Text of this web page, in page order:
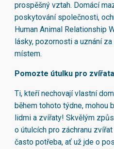
prospěšný vztah. Domácí
poskytování společnosti,
Human Animal Relationship
lásky, pozornosti a uznání
místem.
Pomozte útulku pro zvířata
Ti, kteří nechovají vlastní
během tohoto týdne,
lidmi a zvířaty! Skvělým
o útulcích pro záchranu
často potřeba, ať už jde o